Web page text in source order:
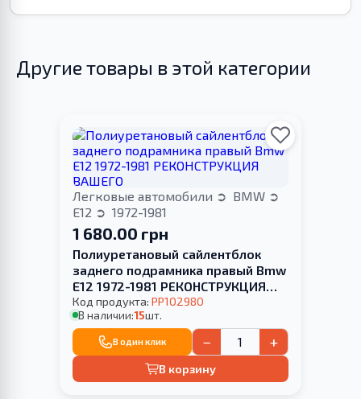
Другие товары в этой категории
Легковые автомобили
BMW
E12
1972-1981
1 680.00 грн
Полиуретановый сайлентблок
заднего подрамника правый Bmw
E12 1972-1981 РЕКОНСТРУКЦИЯ
ВАШЕГО
Код продукта: PP102980
В наличии:15шт.
В один клик − +
В корзину